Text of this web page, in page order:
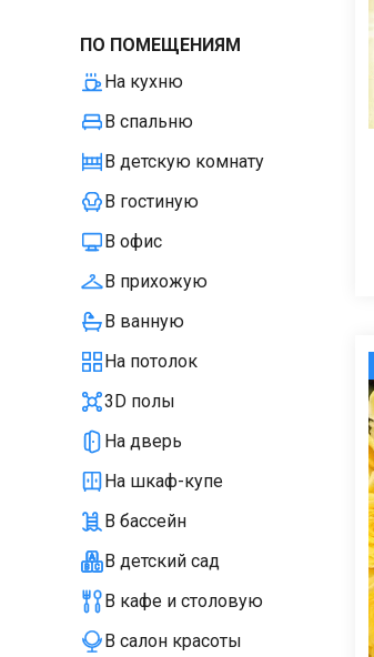
ПО ПОМЕЩЕНИЯМ
На кухню
В спальню
В детскую комнату
В гостиную
В офис
В прихожую
В ванную
На потолок
3D полы
На дверь
На шкаф-купе
В бассейн
В детский сад
В кафе и столовую
В салон красоты